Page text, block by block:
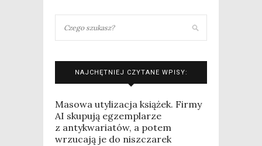
NAJCHĘTNIEJ CZYTANE WPISY:
Masowa utylizacja książek. Firmy
AI skupują egzemplarze
z antykwariatów, a potem
wrzucają je do niszczarek